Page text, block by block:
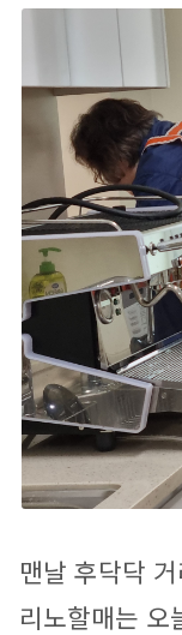
맨날 후닥닥
리노할매는 오